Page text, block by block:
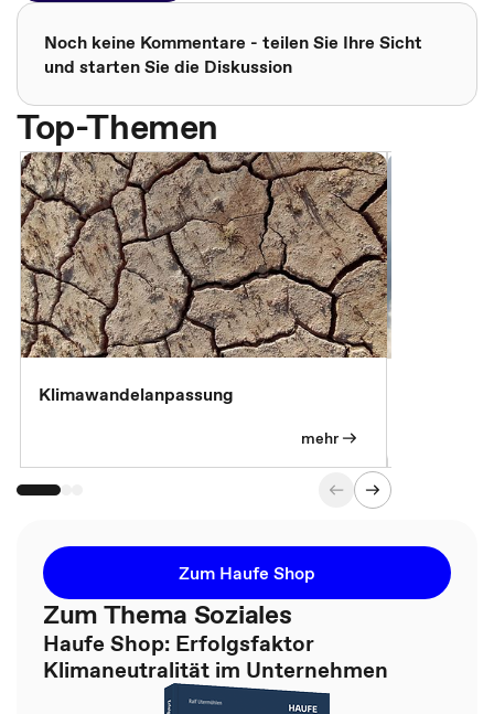
Noch keine Kommentare - teilen Sie Ihre Sicht
und starten Sie die Diskussion
Top-Themen
Klimawandelanpassung
mehr
Zum Haufe Shop
Zum Thema Soziales
Haufe Shop: Erfolgsfaktor
Klimaneutralität im Unternehmen